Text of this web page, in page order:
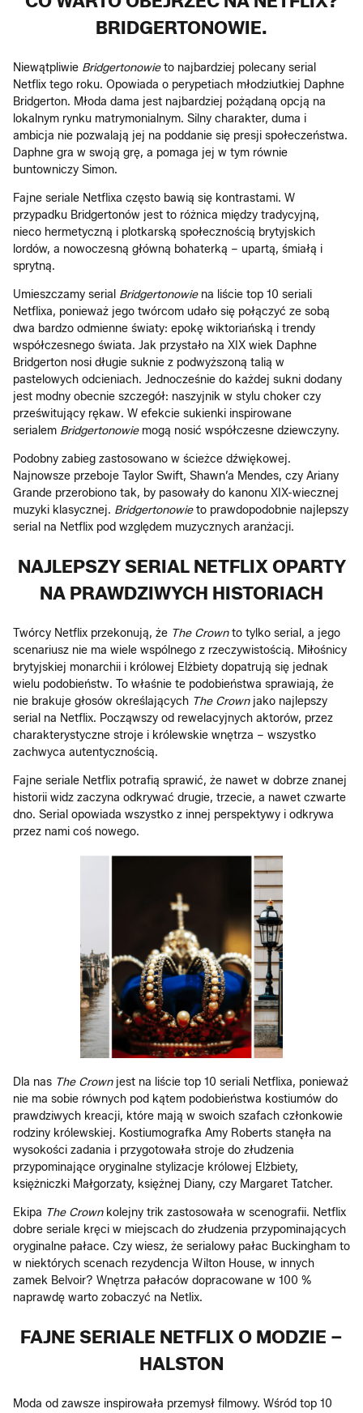
BRIDGERTONOWIE.
Niewątpliwie Bridgertonowieto najbardziej polecany serial
Netflix tego roku. Opowiada o perypetiach młodziutkiej Daphne
Bridgerton. Młoda dama jest najbardziej pożądaną opcją na
lokalnym rynku matrymonialnym. Silny charakter, duma i
ambicja nie pozwalają jej na poddanie się presji społeczeństwa.
Daphne gra w swoją grę, a pomaga jej w tym równie
buntowniczy Simon.
Fajne seriale Netflixa często bawią się kontrastami. W
przypadku Bridgertonów jest to różnica między tradycyjną,
nieco hermetyczną i plotkarską społecznością brytyjskich
lordów, a nowoczesną główną bohaterką – upartą, śmiałą i
sprytną.
Umieszczamy serial Bridgertonowiena liście top 10 seriali
Netflixa, ponieważ jego twórcom udało się połączyć ze sobą
dwa bardzo odmienne światy: epokę wiktoriańską i trendy
współczesnego świata. Jak przystało na XIX wiek Daphne
Bridgerton nosi długie suknie z podwyższoną talią w
pastelowych odcieniach. Jednocześnie do każdej sukni dodany
jest modny obecnie szczegół: naszyjnik w stylu choker czy
prześwitujący rękaw. W efekcie sukienki inspirowane
serialem Bridgertonowiemogą nosić współczesne dziewczyny.
Podobny zabieg zastosowano w ścieżce dźwiękowej.
Najnowsze przeboje Taylor Swift, Shawn’a Mendes, czy Ariany
Grande przerobiono tak, by pasowały do kanonu XIX-wiecznej
muzyki klasycznej. Bridgertonowieto prawdopodobnie najlepszy
serial na Netflix pod względem muzycznych aranżacji.
NAJLEPSZY SERIAL NETFLIX OPARTY
NA PRAWDZIWYCH HISTORIACH
Twórcy Netflix przekonują, że The Crownto tylko serial, a jego
scenariusz nie ma wiele wspólnego z rzeczywistością. Miłośnicy
brytyjskiej monarchii i królowej Elżbiety dopatrują się jednak
wielu podobieństw. To właśnie te podobieństwa sprawiają, że
nie brakuje głosów określających The Crownjako najlepszy
serial na Netflix. Począwszy od rewelacyjnych aktorów, przez
charakterystyczne stroje i królewskie wnętrza – wszystko
zachwyca autentycznością.
Fajne seriale Netflix potrafią sprawić, że nawet w dobrze znanej
historii widz zaczyna odkrywać drugie, trzecie, a nawet czwarte
dno. Serial opowiada wszystko z innej perspektywy i odkrywa
przez nami coś nowego.
Dla nas The Crownjest na liście top 10 seriali Netflixa, ponieważ
nie ma sobie równych pod kątem podobieństwa kostiumów do
prawdziwych kreacji, które mają w swoich szafach członkowie
rodziny królewskiej. Kostiumografka Amy Roberts stanęła na
wysokości zadania i przygotowała stroje do złudzenia
przypominające oryginalne stylizacje królowej Elżbiety,
księżniczki Małgorzaty, księżnej Diany, czy Margaret Tatcher.
Ekipa The Crownkolejny trik zastosowała w scenografii. Netflix
dobre seriale kręci w miejscach do złudzenia przypominających
oryginalne pałace. Czy wiesz, że serialowy pałac Buckingham to
w niektórych scenach rezydencja Wilton House, w innych
zamek Belvoir? Wnętrza pałaców dopracowane w 100 %
naprawdę warto zobaczyć na Netlix.
FAJNE SERIALE NETFLIX O MODZIE –
HALSTON
Moda od zawsze inspirowała przemysł filmowy. Wśród top 10